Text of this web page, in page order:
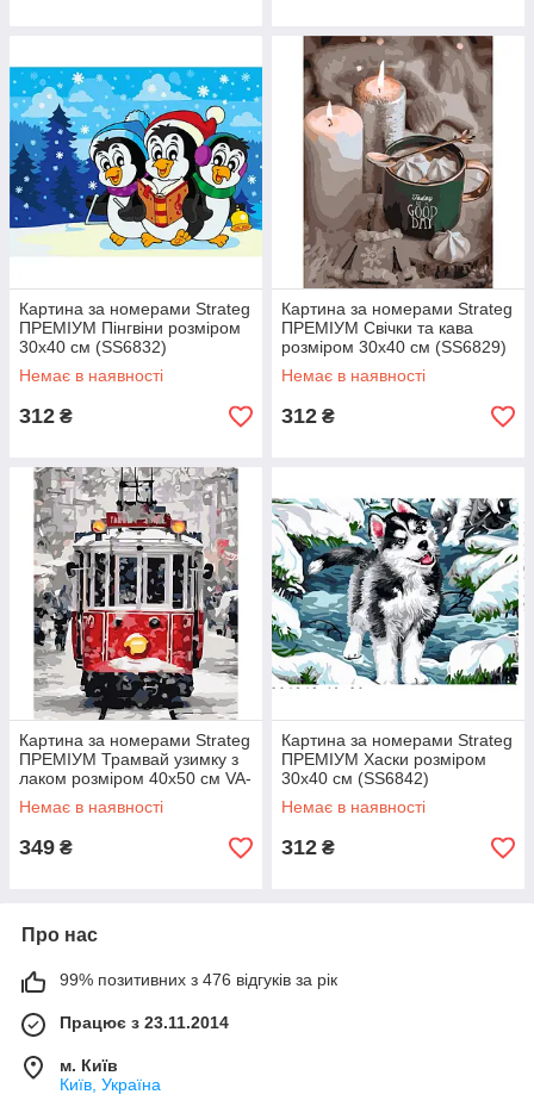
Картина за номерами Strateg
ПРЕМІУМ Пінгвіни розміром
30х40 см (SS6832)
Немає в наявності
312 ₴
Картина за номерами Strateg
ПРЕМІУМ Свічки та кава
розміром 30х40 см (SS6829)
Немає в наявності
312 ₴
Картина за номерами Strateg
ПРЕМІУМ Трамвай узимку з
лаком розміром 40х50 см VA-
3598
Немає в наявності
349 ₴
Картина за номерами Strateg
ПРЕМІУМ Хаски розміром
30х40 см (SS6842)
Немає в наявності
312 ₴
Про нас
99% позитивних з 476 відгуків за рік
Працює з 23.11.2014
м. Київ
Київ, Україна